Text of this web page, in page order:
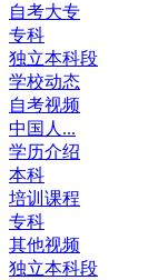
自考大专
专科
独立本科段
学校动态
自考视频
中国人...
学历介绍
本科
培训课程
专科
其他视频
独立本科段